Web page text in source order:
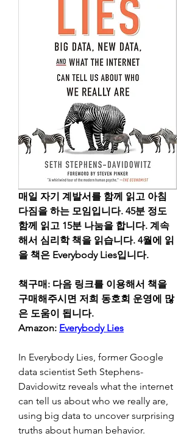
매일 자기 계발서를 함께 읽고 아침
다짐을 하는 모임입니다. 45분 정도
함께 읽고 15분 나눔을 합니다. 계속
해서 심리학 책을 읽습니다. 4월에 읽
을 책은 Everybody Lies입니다.
책구매: 다음 링크를 이용해서 책을
구매해주시면 저희 동호회 운영에 많
은 도움이 됩니다.
Amazon: Everybody Lies
In Everybody Lies, former Google
data scientist Seth Stephens-
Davidowitz reveals what the internet
can tell us about who we really are,
using big data to uncover surprising
truths about human behavior.